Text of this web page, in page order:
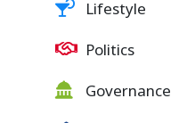
Lifestyle
Politics
Governance